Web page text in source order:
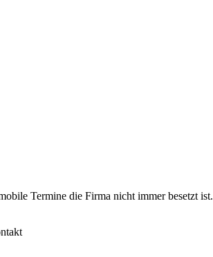
Termine die Firma nicht immer besetzt ist.